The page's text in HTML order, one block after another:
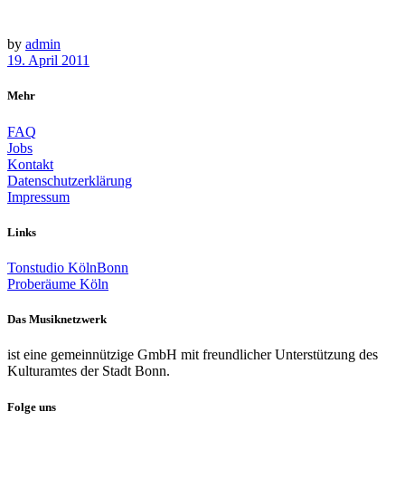
by admin
19. April 2011
Mehr
FAQ
Jobs
Kontakt
Datenschutzerklärung
Impressum
Links
Tonstudio KölnBonn
Proberäume Köln
Das Musiknetzwerk
ist eine gemeinnützige GmbH mit freundlicher Unterstützung des
Kulturamtes der Stadt Bonn.
Folge uns